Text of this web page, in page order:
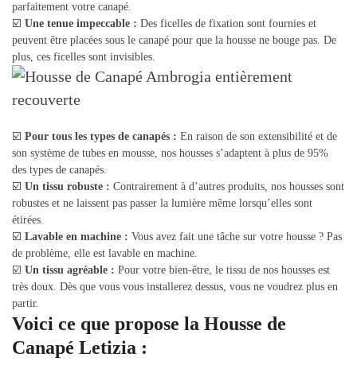
parfaitement votre canapé.
☑️ Une tenue impeccable : Des ficelles de fixation sont fournies et
peuvent être placées sous le canapé pour que la housse ne bouge pas. De
plus, ces ficelles sont invisibles.
☑️ Pour tous les types de canapés : En raison de son extensibilité et de
son système de tubes en mousse, nos housses s’adaptent à plus de 95%
des types de canapés.
☑️ Un tissu robuste : Contrairement à d’autres produits, nos housses sont
robustes et ne laissent pas passer la lumière même lorsqu’elles sont
étirées.
☑️ Lavable en machine : Vous avez fait une tâche sur votre housse ? Pas
de problème, elle est lavable en machine.
☑️ Un tissu agréable : Pour votre bien-être, le tissu de nos housses est
très doux. Dès que vous vous installerez dessus, vous ne voudrez plus en
partir.
Voici ce que propose la Housse de
Canapé Letizia :